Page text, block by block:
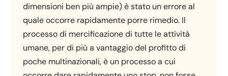
dimensioni ben più ampie) è stato un errore al
quale occorre rapidamente porre rimedio. Il
processo di mercificazione di tutte le attività
umane, per di più a vantaggio del profitto di
poche multinazionali, è un processo a cui